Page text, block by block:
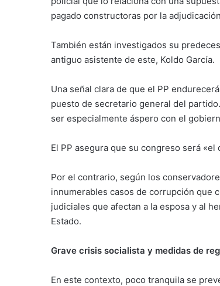
pagado constructoras por la
También están investigados su
antiguo asistente de este, Koldo García.
Una señal clara de que el PP
puesto de secretario general del
ser especialmente áspero con el
El PP asegura que su congreso será
Por el contrario, según los
innumerables casos de corrupción que
judiciales que afectan a la esposa y al
Estado.
Grave crisis socialista y medidas de
En este contexto, poco tranquila se